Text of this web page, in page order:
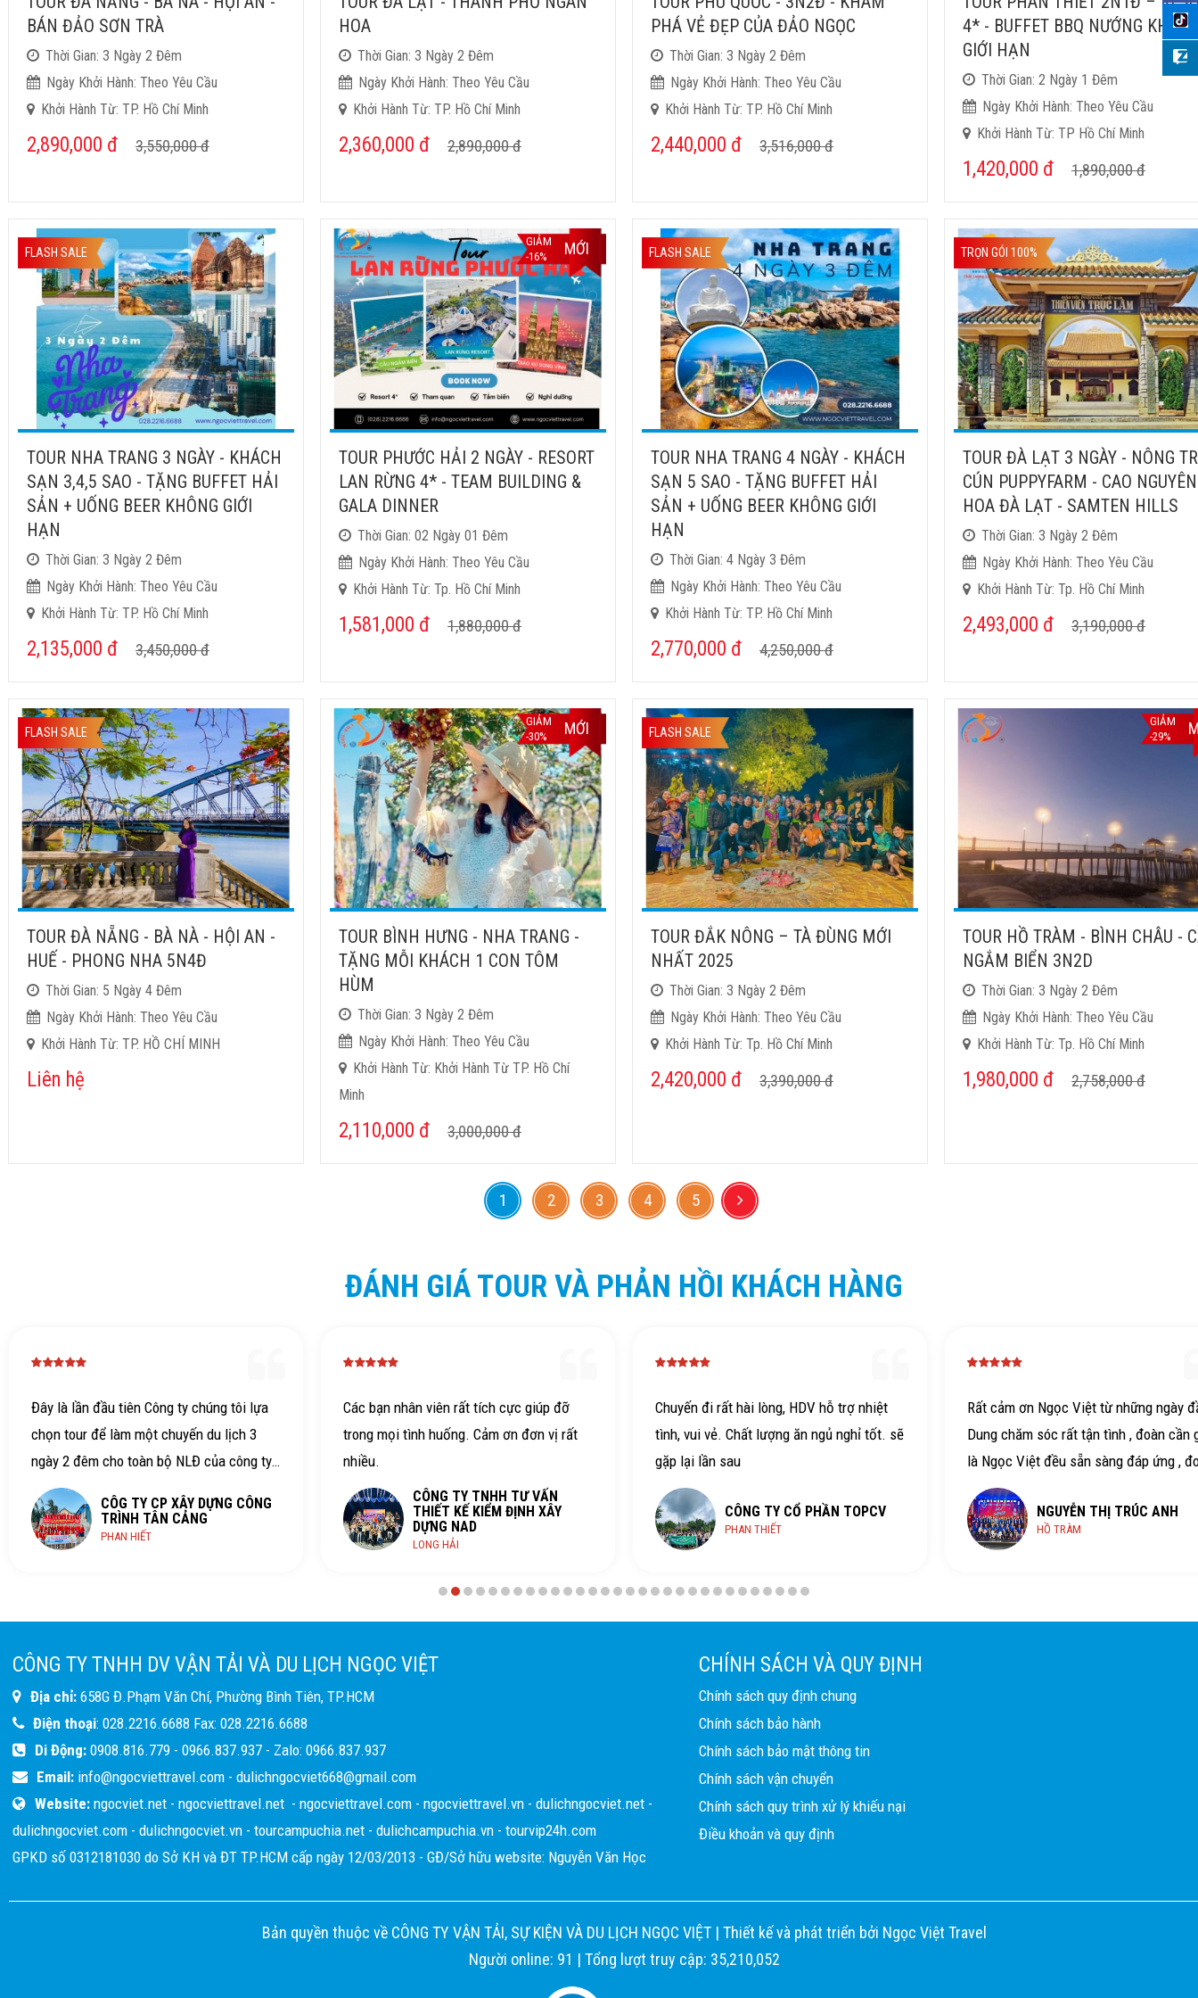
BÁN ĐẢO SƠN TRÀ
Thời Gian: 3 Ngày 2 Đêm
Ngày Khởi Hành: Theo Yêu Cầu
Khởi Hành Từ: TP. Hồ Chí Minh
2,890,000 đ 3,550,000đ
HOA
Thời Gian: 3 Ngày 2 Đêm
Ngày Khởi Hành: Theo Yêu Cầu
Khởi Hành Từ: TP. Hồ Chí Minh
2,360,000 đ 2,890,000đ
PHÁ VẺ ĐẸP CỦA ĐẢO NGỌC
Thời Gian: 3 Ngày 2 Đêm
Ngày Khởi Hành: Theo Yêu Cầu
Khởi Hành Từ: TP. Hồ Chí Minh
2,440,000 đ 3,516,000đ
4* - BUFFET BBQ NƯỚNG
GIỚI HẠN
Thời Gian: 2 Ngày 1 Đêm
Ngày Khởi Hành: Theo Yêu Cầu
Khởi Hành Từ: TP Hồ Chí Minh
1,420,000 đ 1,890,000đ
FLASH SALE
TOUR NHA TRANG 3 NGÀY - KHÁCH
SẠN 3,4,5 SAO - TẶNG BUFFET HẢI
SẢN + UỐNG BEER KHÔNG GIỚI
HẠN
Thời Gian: 3 Ngày 2 Đêm
Ngày Khởi Hành: Theo Yêu Cầu
Khởi Hành Từ: TP. Hồ Chí Minh
2,135,000 đ 3,450,000đ
GIẢM
-16%
MỚI
TOUR PHƯỚC HẢI 2 NGÀY - RESORT
LAN RỪNG 4* - TEAM BUILDING &
GALA DINNER
Thời Gian: 02 Ngày 01 Đêm
Ngày Khởi Hành: Theo Yêu Cầu
Khởi Hành Từ: Tp. Hồ Chí Minh
1,581,000 đ 1,880,000đ
FLASH SALE
TOUR NHA TRANG 4 NGÀY - KHÁCH
SẠN 5 SAO - TẶNG BUFFET HẢI
SẢN + UỐNG BEER KHÔNG GIỚI
HẠN
Thời Gian: 4 Ngày 3 Đêm
Ngày Khởi Hành: Theo Yêu Cầu
Khởi Hành Từ: TP. Hồ Chí Minh
2,770,000 đ 4,250,000đ
TRỌN GÓI 100%
TOUR ĐÀ LẠT 3 NGÀY - NÔNG
CÚN PUPPYFARM - CAO NGUYÊN
HOA ĐÀ LẠT - SAMTEN HILLS
Thời Gian: 3 Ngày 2 Đêm
Ngày Khởi Hành: Theo Yêu Cầu
Khởi Hành Từ: Tp. Hồ Chí Minh
2,493,000 đ 3,190,000đ
FLASH SALE
TOUR ĐÀ NẴNG - BÀ NÀ - HỘI AN -
HUẾ - PHONG NHA 5N4Đ
Thời Gian: 5 Ngày 4 Đêm
Ngày Khởi Hành: Theo Yêu Cầu
Khởi Hành Từ: TP. HỒ CHÍ MINH
Liên hệ
GIẢM
-30%
MỚI
TOUR BÌNH HƯNG - NHA TRANG -
TẶNG MỖI KHÁCH 1 CON TÔM
HÙM
Thời Gian: 3 Ngày 2 Đêm
Ngày Khởi Hành: Theo Yêu Cầu
Khởi Hành Từ: Khởi Hành Từ TP. Hồ Chí
Minh
2,110,000 đ 3,000,000đ
FLASH SALE
TOUR ĐẮK NÔNG – TÀ ĐÙNG MỚI
NHẤT 2025
Thời Gian: 3 Ngày 2 Đêm
Ngày Khởi Hành: Theo Yêu Cầu
Khởi Hành Từ: Tp. Hồ Chí Minh
2,420,000 đ 3,390,000đ
GIẢM
-29%
TOUR HỒ TRÀM - BÌNH CHÂU -
NGẮM BIỂN 3N2D
Thời Gian: 3 Ngày 2 Đêm
Ngày Khởi Hành: Theo Yêu Cầu
Khởi Hành Từ: Tp. Hồ Chí Minh
1,980,000 đ 2,758,000đ
1 2 3 4 5
ĐÁNH GIÁ TOUR VÀ PHẢN HỒI KHÁCH HÀNG
Đây là lần đầu tiên Công ty chúng tôi lựa
chọn tour để làm một chuyến du lịch 3
ngày 2 đêm cho toàn bộ NLĐ của công ty.
Thực sự đây là một chuyến đi hết sức vui,
ý nghĩa nhằm gắn bó hơn tình đoàn kết
của cả công ty. Ngọc Việt travel thực sự
giới anh hào Võ Tòng, với ban điều hành
tour hết sức thân thiện, dễ thương (bị bên
công ty quần ko kể thời gian), anh MC hóm
hỉnh, dẫn dắt hấp dẫn làm cho ai cũng
quẩy quá quẩy và còn nhiều người nữa ai
cũng hết sức đáng yêu. Cảm ơn Ngọc Việt
Travel, hẹn một ngày không xa sẽ gặp lại
các bạn.
CÔG TY CP XÂY DỰNG CÔNG
TRÌNH TÂN CẢNG
PHAN HIẾT
Các bạn nhân viên rất tích cực giúp đỡ
trong mọi tình huống. Cảm ơn đơn vị rất
nhiều.
CÔNG TY TNHH TƯ VẤN
THIẾT KẾ KIỂM ĐỊNH XÂY
DỰNG NAD
LONG HẢI
Chuyến đi rất hài lòng, HDV hỗ trợ nhiệt
tình, vui vẻ. Chất lượng ăn ngủ nghỉ tốt. sẽ
gặp lại lần sau
CÔNG TY CỔ PHẦN TOPCV
PHAN THIẾT
Rất cảm ơn Ngọc Việt từ những ngày
Dung chăm sóc rất tận tình , đoàn cần
là Ngọc Việt đều sẵn sàng đáp ứng ,
điều chỉnh liên tục Ngọc Việt cũng hổ
rất nhiệt tình . HDV (bạn Thái) siêu
tình, chiều đoàn hết mức . Hy vọng sẽ
NGUYỄN THỊ TRÚC ANH
HỒ TRÀM
CÔNG TY TNHH DV VẬN TẢI VÀ DU LỊCH NGỌC VIỆT
Địa chỉ: 658G Đ.Phạm Văn Chí, Phường Bình Tiên, TP.HCM
Điện thoại: 028.2216.6688 Fax: 028.2216.6688
Di Động: 0908.816.779 - 0966.837.937 - Zalo: 0966.837.937
Email: info@ngocviettravel.com - dulichngocviet668@gmail.com
Website: ngocviet.net - ngocviettravel.net - ngocviettravel.com - ngocviettravel.vn - dulichngocviet.net -
dulichngocviet.com - dulichngocviet.vn - tourcampuchia.net - dulichcampuchia.vn - tourvip24h.com
GPKD số 0312181030 do Sở KH và ĐT TP.HCM cấp ngày 12/03/2013 - GĐ/Sở hữu website: Nguyễn Văn Học
CHÍNH SÁCH VÀ QUY ĐỊNH
Chính sách quy định chung
Chính sách bảo hành
Chính sách bảo mật thông tin
Chính sách vận chuyển
Chính sách quy trình xử lý khiếu nại
Điều khoản và quy định
Bản quyền thuộc về CÔNG TY VẬN TẢI, SỰ KIỆN VÀ DU LỊCH NGỌC VIỆT | Thiết kế và phát triển bởi Ngọc Việt Travel
Người online: 91 | Tổng lượt truy cập: 35,210,052